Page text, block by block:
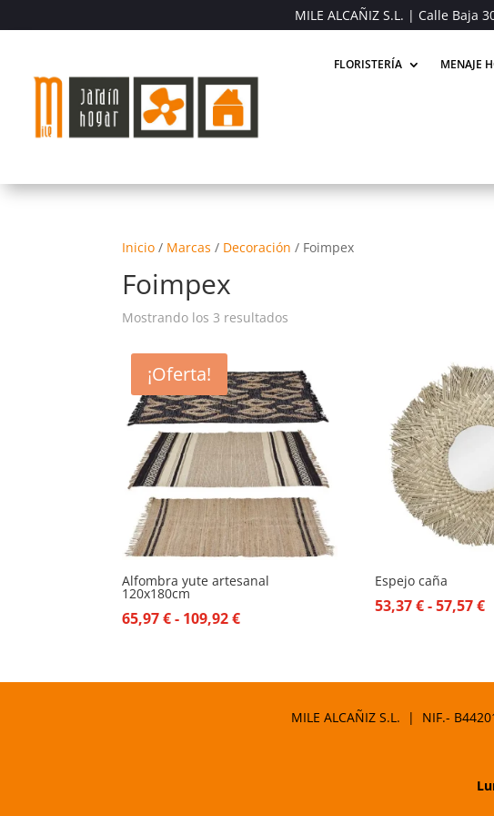
MILE ALCAÑIZ S.L. | Calle Baja
FLORISTERÍA MENAJE
Inicio / Marcas / Decoración / Foimpex
Foimpex
Mostrando los 3 resultados
¡Oferta!
Alfombra yute artesanal
120x180cm
65,97€ - 109,92€Rango
Espejo caña
53,37€-57,57€
MILE ALCAÑIZ S.L. | NIF.-